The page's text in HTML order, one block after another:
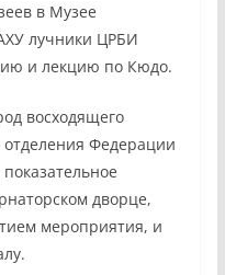
в Музее
лучники ЦРБИ
и лекцию по Кюдо.
восходящего
отделения Федерации
дворце,
мероприятия, и